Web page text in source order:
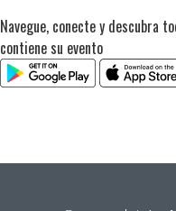
Navegue, conecte y descubra
contiene su evento